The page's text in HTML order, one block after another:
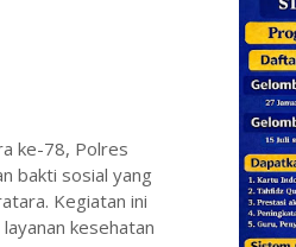
ke-78, Polres
bakti sosial yang
Kegiatan ini
kesehatan